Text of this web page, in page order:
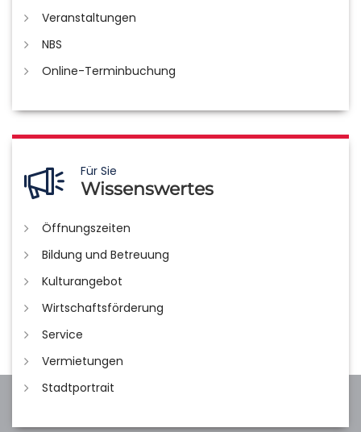
Veranstaltungen
NBS
Online-Terminbuchung
Für Sie
Wissenswertes
Öffnungszeiten
Bildung und Betreuung
Kulturangebot
Wirtschaftsförderung
Service
Vermietungen
Stadtportrait